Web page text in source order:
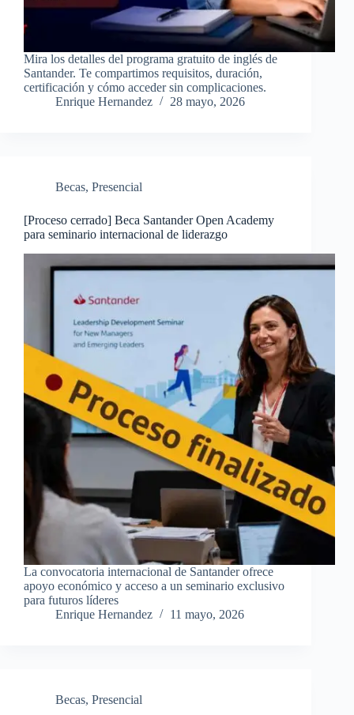
Mira los detalles del programa gratuito de inglés de
Santander. Te compartimos requisitos, duración,
certificación y cómo acceder sin complicaciones.
Enrique Hernandez
28 mayo, 2026
Becas, Presencial
[Proceso cerrado] Beca Santander Open Academy
para seminario internacional de liderazgo
La convocatoria internacional de Santander ofrece
apoyo económico y acceso a un seminario exclusivo
para futuros líderes
Enrique Hernandez
11 mayo, 2026
Becas, Presencial